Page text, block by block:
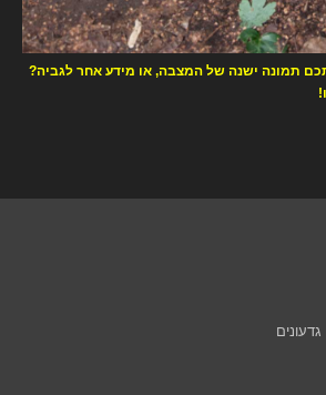
תמונה ישנה של המצבה, או מידע אחר לגביה?